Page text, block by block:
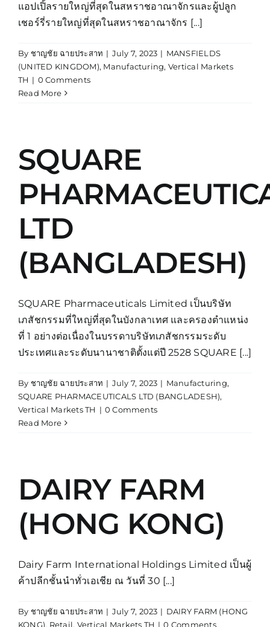
แอปเปิ้ลรายใหญ่ที่สุดในสหราชอาณาจักรและผู้ปลูก
เชอร์รี่รายใหญ่ที่สุดในสหราชอาณาจักร [...]
By ชาญชัย ฉายประสาท | July 7, 2023 | MANSFIELDS
(UNITED KINGDOM), Manufacturing, Vertical Markets
TH | 0 Comments
Read More
SQUARE
LTD
(BANGLADESH)
SQUARE Pharmaceuticals Limited เป็นบริษัท
เภสัชกรรมที่ใหญ่ที่สุดในบังกลาเทศ และครองตำแหน่ง
ที่ 1 อย่างต่อเนื่องในบรรดาบริษัทเภสัชกรรมระดับ
ประเทศและระดับนานาชาติตั้งแต่ปี 2528 SQUARE [...]
By ชาญชัย ฉายประสาท | July 7, 2023 | Manufacturing,
SQUARE PHARMACEUTICALS LTD (BANGLADESH),
Vertical Markets TH | 0 Comments
Read More
DAIRY FARM
(HONG KONG)
Dairy Farm International Holdings Limited เป็นผู้
ค้าปลีกชั้นนำทั่วเอเชีย ณ วันที่ 30 [...]
By ชาญชัย ฉายประสาท | July 7, 2023 | DAIRY FARM (HONG
KONG), Retail, Vertical Markets TH | 0 Comments